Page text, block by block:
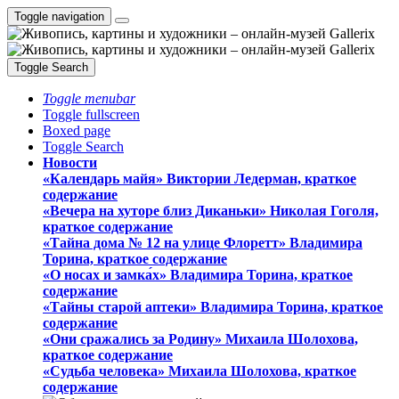
Toggle navigation
Toggle Search
Toggle menubar
Toggle fullscreen
Boxed page
Toggle Search
Новости
«Календарь майя» Виктории Ледерман, краткое
содержание
«Вечера на хуторе близ Диканьки» Николая Гоголя,
краткое содержание
«Тайна дома № 12 на улице Флоретт» Владимира
Торина, краткое содержание
«О носах и замка́х» Владимира Торина, краткое
содержание
«Тайны старой аптеки» Владимира Торина, краткое
содержание
«Они сражались за Родину» Михаила Шолохова,
краткое содержание
«Судьба человека» Михаила Шолохова, краткое
содержание